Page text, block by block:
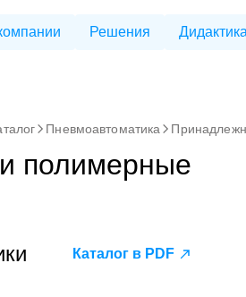
Решения Дидактика
Пневмоавтоматика
полимерные
Каталог в PDF